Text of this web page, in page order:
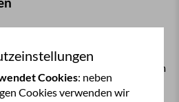
inkludiert:
2 Erwachsene inkl. 6 kWh Strom
im Gasthof Einfalt
Cookies: neben
Cookies verwenden wir